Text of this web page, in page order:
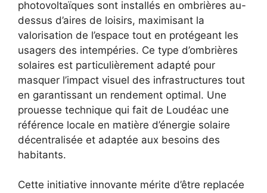
photovoltaïques sont installés en ombrières au-
dessus d’aires de loisirs, maximisant la
valorisation de l’espace tout en protégeant les
usagers des intempéries. Ce type d’ombrières
solaires est particulièrement adapté pour
masquer l’impact visuel des infrastructures tout
en garantissant un rendement optimal. Une
prouesse technique qui fait de Loudéac une
référence locale en matière d’énergie solaire
décentralisée et adaptée aux besoins des
habitants.
Cette initiative innovante mérite d’être replacée